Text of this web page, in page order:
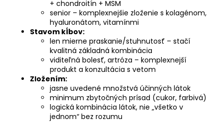
+ chondroitín + MSM
senior – komplexnejšie zloženie s kolagénom,
hyaluronátom, vitamínmi
Stavom kĺbov:
len mierne praskanie/stuhnutosť – stačí
kvalitná základná kombinácia
viditeľná bolesť, artróza – komplexnejší
produkt a konzultácia s vetom
Zložením:
jasne uvedené množstvá účinných látok
minimum zbytočných prísad (cukor, farbivá)
logická kombinácia látok, nie „všetko v
jednom“ bez rozumu